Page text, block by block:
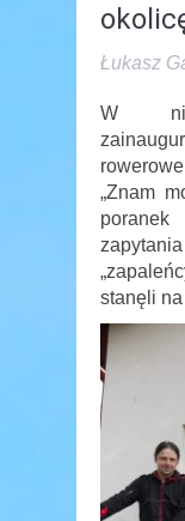
Łukasz
W
„Znam
stanęli